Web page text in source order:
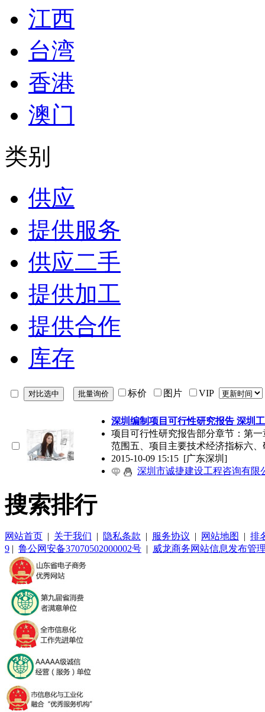
江西
台湾
香港
澳门
类别
供应
提供服务
供应二手
提供加工
提供合作
库存
标价 图片 VIP
深圳编制项目可行性研究报告 深圳
项目可行性研究报告部分章节：第
范围五、项目主要技术经济指标六、
2015-10-09 15:15 [广东深圳]
深圳市诚捷建设工程咨询有限
搜索排行
网站首页 | 关于我们 | 隐私条款 | 服务协议 | 网站地图 | 排
9 | 鲁公网安备37070502000002号 | 威龙商务网站信息发布管